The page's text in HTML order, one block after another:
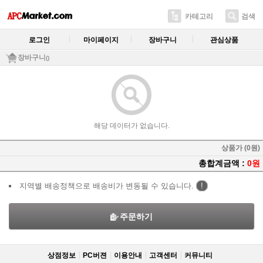
카테고리 검색
로그인 마이페이지 장바구니 관심상품
장바구니 ()
해당 데이터가 없습니다.
상품가 (0원)
총합계금액 : 0원
지역별 배송정책으로 배송비가 변동될 수 있습니다. !
주문하기
상점정보 PC버젼 이용안내 고객센터 커뮤니티